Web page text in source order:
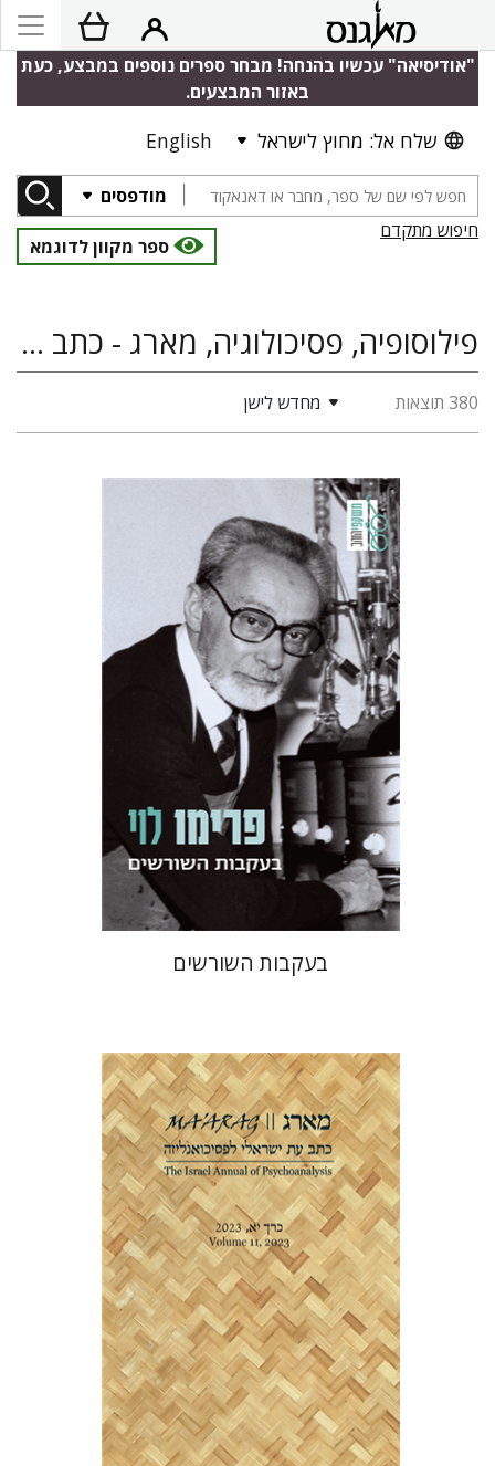
"אודיסיאה" עכשיו בהנחה! מבחר ספרים נוספים במבצע, כעת
באזור המבצעים.
שלח אל: מחוץ לישראל English
מודפסים
חיפוש מתקדם
ספר מקוון לדוגמא
פילוסופיה, פסיכולוגיה, מארג - כתב עת ישראלי לפסיכואנליזה
380 תוצאות מחדש לישן
פרימו לוי
מנואלה קונסוני
יונתן פיין
הנחת אתר ספר מודפס
$42
$38
בעקבות השורשים
דנה אמיר
הנחת אתר ספר מודפס
$42
$38